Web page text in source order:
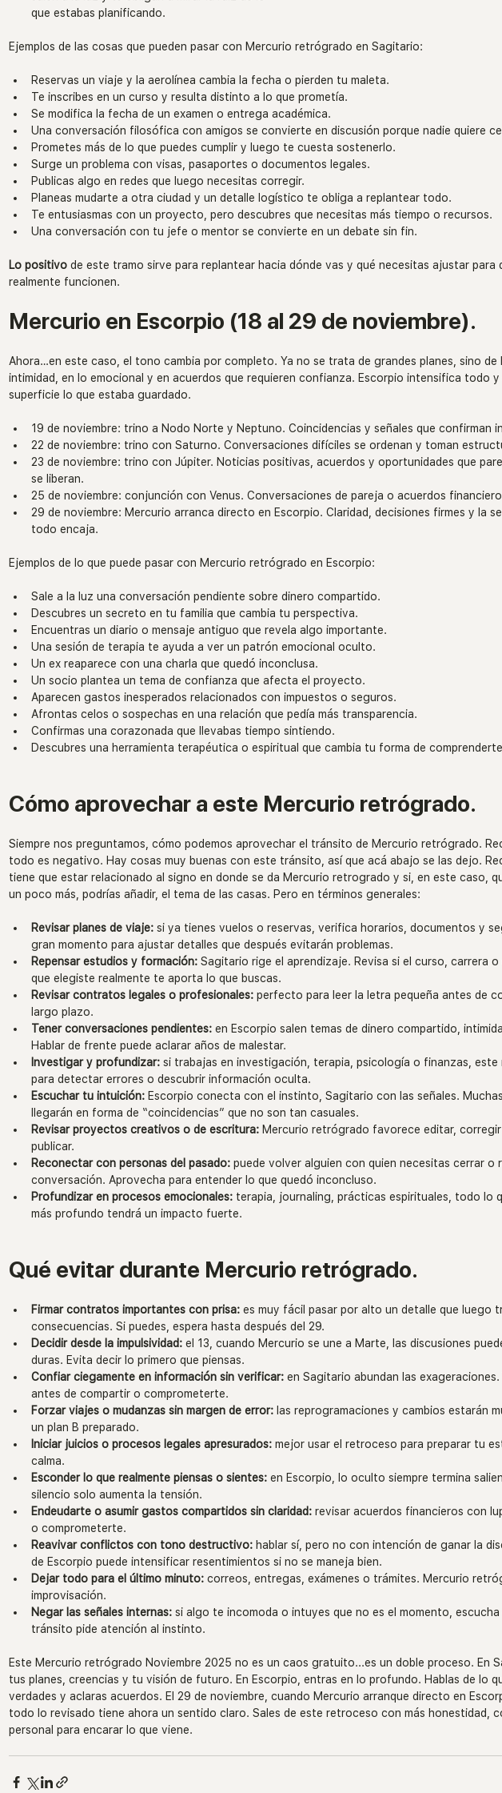
que estabas planificando.
Ejemplos de las cosas que pueden pasar con Mercurio retrógrado en Sagitario:
Reservas un viaje y la aerolínea cambia la fecha o pierden tu maleta.
Te inscribes en un curso y resulta distinto a lo que prometía.
Se modifica la fecha de un examen o entrega académica.
Una conversación filosófica con amigos se convierte en discusión porque nadie quiere
Prometes más de lo que puedes cumplir y luego te cuesta sostenerlo.
Surge un problema con visas, pasaportes o documentos legales.
Publicas algo en redes que luego necesitas corregir.
Planeas mudarte a otra ciudad y un detalle logístico te obliga a replantear todo.
Te entusiasmas con un proyecto, pero descubres que necesitas más tiempo o recursos.
Una conversación con tu jefe o mentor se convierte en un debate sin fin.
Lo positivo de este tramo sirve para replantear hacia dónde vas y qué necesitas ajustar para
realmente funcionen.
Mercurio en Escorpio (18 al 29 de noviembre).
Ahora…en este caso, el tono cambia por completo. Ya no se trata de grandes planes, sino de
intimidad, en lo emocional y en acuerdos que requieren confianza. Escorpio intensifica todo y
superficie lo que estaba guardado.
19 de noviembre: trino a Nodo Norte y Neptuno. Coincidencias y señales que confirman
22 de noviembre: trino con Saturno. Conversaciones difíciles se ordenan y toman
23 de noviembre: trino con Júpiter. Noticias positivas, acuerdos y oportunidades que
se liberan.
25 de noviembre: conjunción con Venus. Conversaciones de pareja o acuerdos
29 de noviembre: Mercurio arranca directo en Escorpio. Claridad, decisiones firmes y la
todo encaja.
Ejemplos de lo que puede pasar con Mercurio retrógrado en Escorpio:
Sale a la luz una conversación pendiente sobre dinero compartido.
Descubres un secreto en tu familia que cambia tu perspectiva.
Encuentras un diario o mensaje antiguo que revela algo importante.
Una sesión de terapia te ayuda a ver un patrón emocional oculto.
Un ex reaparece con una charla que quedó inconclusa.
Un socio plantea un tema de confianza que afecta el proyecto.
Aparecen gastos inesperados relacionados con impuestos o seguros.
Afrontas celos o sospechas en una relación que pedía más transparencia.
Confirmas una corazonada que llevabas tiempo sintiendo.
Descubres una herramienta terapéutica o espiritual que cambia tu forma de
Cómo aprovechar a este Mercurio retrógrado.
Siempre nos preguntamos, cómo podemos aprovechar el tránsito de Mercurio retrógrado.
todo es negativo. Hay cosas muy buenas con este tránsito, así que acá abajo se las dejo.
tiene que estar relacionado al signo en donde se da Mercurio retrogrado y si, en este caso,
un poco más, podrías añadir, el tema de las casas. Pero en términos generales:
Revisar planes de viaje: si ya tienes vuelos o reservas, verifica horarios, documentos y
gran momento para ajustar detalles que después evitarán problemas.
Repensar estudios y formación: Sagitario rige el aprendizaje. Revisa si el curso, carrera
que elegiste realmente te aporta lo que buscas.
Revisar contratos legales o profesionales: perfecto para leer la letra pequeña antes de
largo plazo.
Tener conversaciones pendientes: en Escorpio salen temas de dinero compartido,
Hablar de frente puede aclarar años de malestar.
Investigar y profundizar: si trabajas en investigación, terapia, psicología o finanzas, este
para detectar errores o descubrir información oculta.
Escuchar tu intuición: Escorpio conecta con el instinto, Sagitario con las señales.
llegarán en forma de “coincidencias” que no son tan casuales.
Revisar proyectos creativos o de escritura: Mercurio retrógrado favorece editar,
publicar.
Reconectar con personas del pasado: puede volver alguien con quien necesitas cerrar o
conversación. Aprovecha para entender lo que quedó inconcluso.
Profundizar en procesos emocionales: terapia, journaling, prácticas espirituales, todo lo
más profundo tendrá un impacto fuerte.
Qué evitar durante Mercurio retrógrado.
Firmar contratos importantes con prisa: es muy fácil pasar por alto un detalle que luego
consecuencias. Si puedes, espera hasta después del 29.
Decidir desde la impulsividad: el 13, cuando Mercurio se une a Marte, las discusiones
duras. Evita decir lo primero que piensas.
Confiar ciegamente en información sin verificar: en Sagitario abundan las
antes de compartir o comprometerte.
Forzar viajes o mudanzas sin margen de error: las reprogramaciones y cambios estarán
un plan B preparado.
Iniciar juicios o procesos legales apresurados: mejor usar el retroceso para preparar tu
calma.
Esconder lo que realmente piensas o sientes: en Escorpio, lo oculto siempre termina
silencio solo aumenta la tensión.
Endeudarte o asumir gastos compartidos sin claridad: revisar acuerdos financieros con
o comprometerte.
Reavivar conflictos con tono destructivo: hablar sí, pero no con intención de ganar la
de Escorpio puede intensificar resentimientos si no se maneja bien.
Dejar todo para el último minuto: correos, entregas, exámenes o trámites. Mercurio
improvisación.
Negar las señales internas: si algo te incomoda o intuyes que no es el momento,
tránsito pide atención al instinto.
Este Mercurio retrógrado Noviembre 2025 no es un caos gratuito...es un doble proceso. En
tus planes, creencias y tu visión de futuro. En Escorpio, entras en lo profundo. Hablas de lo
verdades y aclaras acuerdos. El 29 de noviembre, cuando Mercurio arranque directo en
todo lo revisado tiene ahora un sentido claro. Sales de este retroceso con más honestidad,
personal para encarar lo que viene.